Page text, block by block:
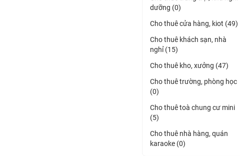
dưỡng (0)
Cho thuê cửa hàng, kiot (49)
Cho thuê khách sạn, nhà
nghỉ (15)
Cho thuê kho, xưởng (47)
Cho thuê trường, phòng học
(0)
Cho thuê toà chung cư mini
(5)
Cho thuê nhà hàng, quán
karaoke (0)